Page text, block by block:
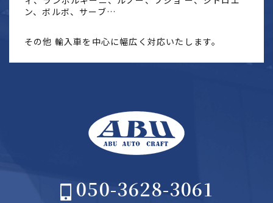
ン、ボルボ、サーブ…
その他 輸入車を中心に幅広く対応いたします。
050-3628-3061